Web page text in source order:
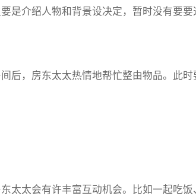
是介绍人物和背景设决定，暂时没有要要
后，房东太太热情地帮忙整由物品。此
太太会有许丰富互动机会。比如一起吃